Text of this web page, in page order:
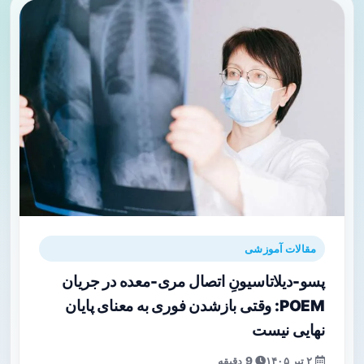
مقالات آموزشی
پسو-دیلاتاسیونِ اتصال مری-معده در جریان
POEM: وقتی بازشدن فوری به معنای پایان
نهایی نیست
9 دقیقه